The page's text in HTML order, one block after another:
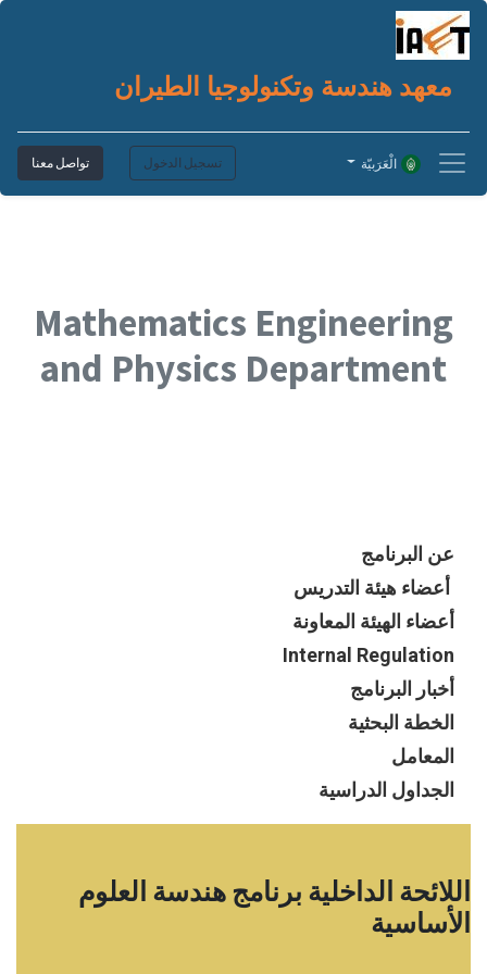
معهد هندسة وتكنولوجيا الطيران
تسجيل الدخول تواصل معنا الْعَرَبيّة
Mathematics Engineering
and Physics Department
عن البرنامج
أعضاء هيئة التدريس
أعضاء الهيئة المعاونة
Internal Regulation
أخبار البرنامج
الخطة البحثية
المعامل
الجداول الدراسية
اللائحة الداخلية برنامج هندسة العلوم
الأساسية